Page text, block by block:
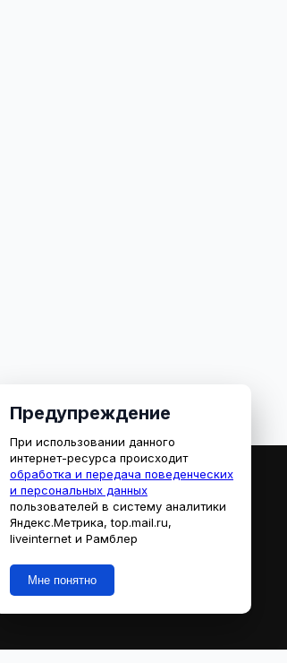
, reklama@mediaryazan.ru
66
Предупреждение
При использовании данного
интернет-ресурса происходит
обработка и передача поведенческих
и персональных данных
пользователей в систему аналитики
Яндекс.Метрика, top.mail.ru,
liveinternet и Рамблер
Мне понятно